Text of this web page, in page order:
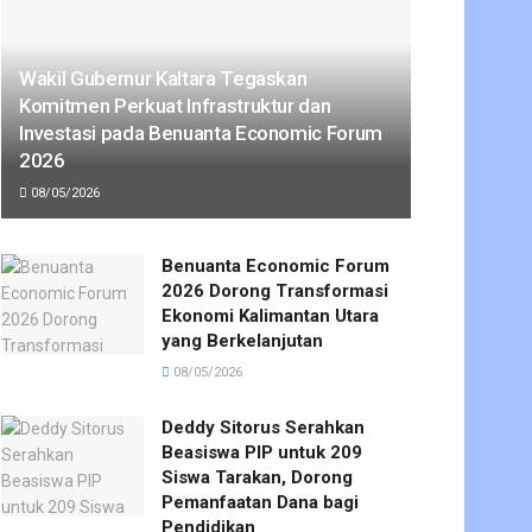
Wakil Gubernur Kaltara Tegaskan
Komitmen Perkuat Infrastruktur dan
Investasi pada Benuanta Economic Forum
2026
08/05/2026
Benuanta Economic Forum
2026 Dorong Transformasi
Ekonomi Kalimantan Utara
yang Berkelanjutan
08/05/2026
Deddy Sitorus Serahkan
Beasiswa PIP untuk 209
Siswa Tarakan, Dorong
Pemanfaatan Dana bagi
Pendidikan